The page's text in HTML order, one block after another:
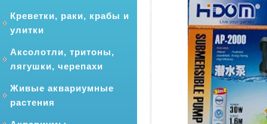
Креветки, раки, крабы и
улитки
Аксолотли, тритоны,
лягушки, черепахи
Живые аквариумные
растения